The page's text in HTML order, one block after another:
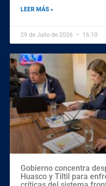
LEER MÁS »
29 de Julio de 2026 16:10
Gobierno concentra
Huasco y Tiltil para